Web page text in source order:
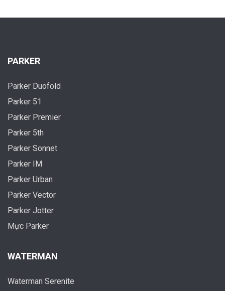
PARKER
Parker Duofold
Parker 51
Parker Premier
Parker 5th
Parker Sonnet
Parker IM
Parker Urban
Parker Vector
Parker Jotter
Mực Parker
WATERMAN
Waterman Serenite